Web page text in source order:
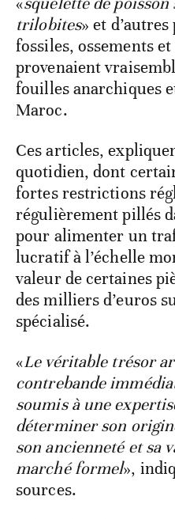
trilobites» et
fossiles, ossements
provenaient
fouilles anarchiques
Maroc.
Ces articles,
quotidien, dont
fortes restrictions
régulièrement pillés
pour alimenter un
lucratif à l’échelle
valeur de certaines
des milliers d’euros
spécialisé.
«Le véritable trésor
contrebande
soumis à une
déterminer son
son ancienneté et sa
marché formel»,
sources.